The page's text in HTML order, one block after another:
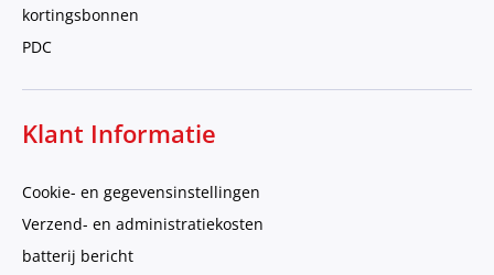
kortingsbonnen
PDC
Klant Informatie
Cookie- en gegevensinstellingen
Verzend- en administratiekosten
batterij bericht